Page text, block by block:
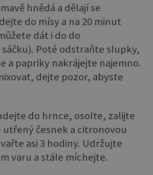
hnědá a dělají se
do mísy a na 20 minut
dát i do do
Poté odstraňte slupky,
a papriky nakrájejte najemno.
dejte pozor, abyste
do hrnce, osolte, zalijte
česnek a citronovou
asi 3 hodiny. Udržujte
varu a stále míchejte.